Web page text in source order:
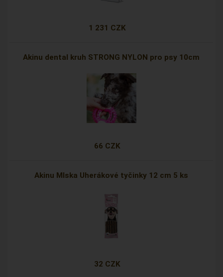
1 231 CZK
Akinu dental kruh STRONG NYLON pro psy 10cm
66 CZK
Akinu Mlska Uherákové tyčinky 12 cm 5 ks
32 CZK